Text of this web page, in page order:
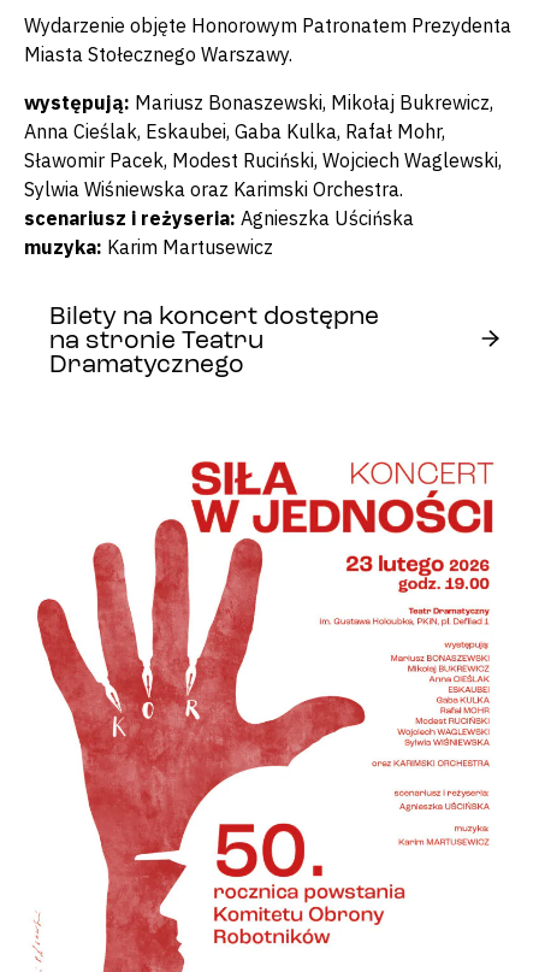
Wydarzenie objęte Honorowym Patronatem Prezydenta
Miasta Stołecznego Warszawy.
występują: Mariusz Bonaszewski, Mikołaj Bukrewicz,
Anna Cieślak, Eskaubei, Gaba Kulka, Rafał Mohr,
Sławomir Pacek, Modest Ruciński, Wojciech Waglewski,
Sylwia Wiśniewska oraz Karimski Orchestra.
scenariusz i reżyseria: Agnieszka Uścińska
muzyka: Karim Martusewicz
Bilety na koncert dostępne
na stronie Teatru
Dramatycznego